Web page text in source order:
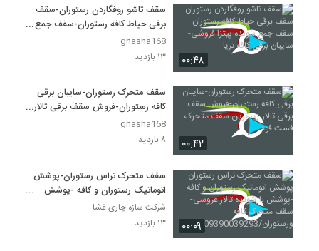
۰۰:۴۸
سقف تاشو روفگاردن رستوران-سقف
برقی حیاط کافه رستوران-سقف جمع
شونده پیتزا فروشی-سایبان برقی کافه
تریا
ghasha168
۱۳ بازدید
۰۰:۴۲
سقف متحرک رستوران-سایبان برقی
کافه رستوران-فروش سقف برقی تالار-
زیباترین سقف متحرک فست فود
ghasha168
۸ بازدید
۰۰:۰۹
سقف متحرک تراس رستوران-پوشش
اتوماتیک رستوران و کافه -پوشش
بازشونده تالار عروسی-سقف متحرک
کافه ورستوران/09390039293
شرکت سازه چاری غشا
۱۳ بازدید